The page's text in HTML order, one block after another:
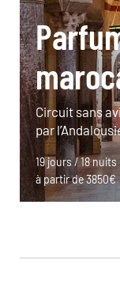
Circuit sans
par
19 jours / 18 nuits
à partir de 3850€